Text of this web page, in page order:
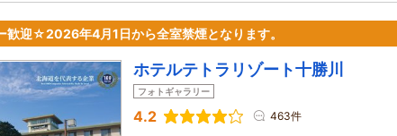
迎☆2026年4月1日から全室禁煙となります。
ホテルテトラリゾート十勝川
フォトギャラリー
4.2 463件